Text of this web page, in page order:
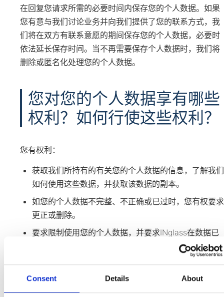
Consent Details About
在回复您请求所需的必要时间内保存您的个人数据。如果
您有意与我们讨论业务并向我们提供了您的联系方式，我
们将在双方有联系意愿的期间保存您的个人数据，必要时
依法延长保存时间。当不再需要保存个人数据时，我们将
删除或匿名化处理您的个人数据。
您对您的个人数据享有哪些
权利？如何行使这些权利？
您有权利：
获取我们所持有的有关您的个人数据的信息，了解我们
如何使用这些数据，并获取该数据的副本。
如您的个人数据不完整、不正确或已过时，您有权要求
更正或删除。
要求限制使用您的个人数据，并要求INglass在数据已
过时、不正确或被非法使用时不再进一步处理您的个人
您有权基于与您个人情况相关的理由，随时反对处理您
的个人数据。届时，INglass将不再处理您的个人数